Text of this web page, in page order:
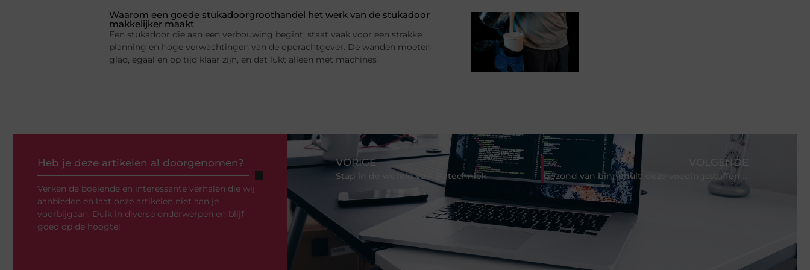
Waarom een goede stukadoorgroothandel het werk van de stukadoor
makkelijker maakt
Een stukadoor die aan een verbouwing begint, staat vaak voor een strakke
planning en hoge verwachtingen van de opdrachtgever. De wanden moeten
glad, egaal en op tijd klaar zijn, en dat lukt alleen met machines
Heb je deze artikelen al doorgenomen?
Verken de boeiende en interessante verhalen die wij
aanbieden en laat onze artikelen niet aan je
voorbijgaan. Duik in diverse onderwerpen en blijf
goed op de hoogte!
VORIGE
Stap in de wereld van de techniek
VOLGENDE
Gezond van binnenuit: deze voedingsstoffen zijn goed voor je huid!